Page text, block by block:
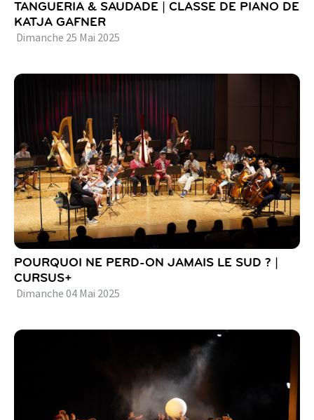
TANGUERIA & SAUDADE | CLASSE DE PIANO DE
KATJA GAFNER
Dimanche 25 Mai 2025
POURQUOI NE PERD-ON JAMAIS LE SUD ? |
CURSUS+
Dimanche 04 Mai 2025